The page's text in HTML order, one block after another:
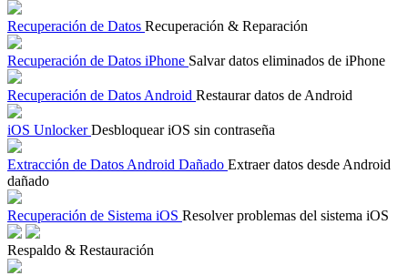
Recuperación de Datos Recuperación & Reparación
Recuperación de Datos iPhone Salvar datos eliminados de iPhone
Recuperación de Datos Android Restaurar datos de Android
iOS Unlocker Desbloquear iOS sin contraseña
Extracción de Datos Android Dañado Extraer datos desde Android
dañado
Recuperación de Sistema iOS Resolver problemas del sistema iOS
Respaldo & Restauración